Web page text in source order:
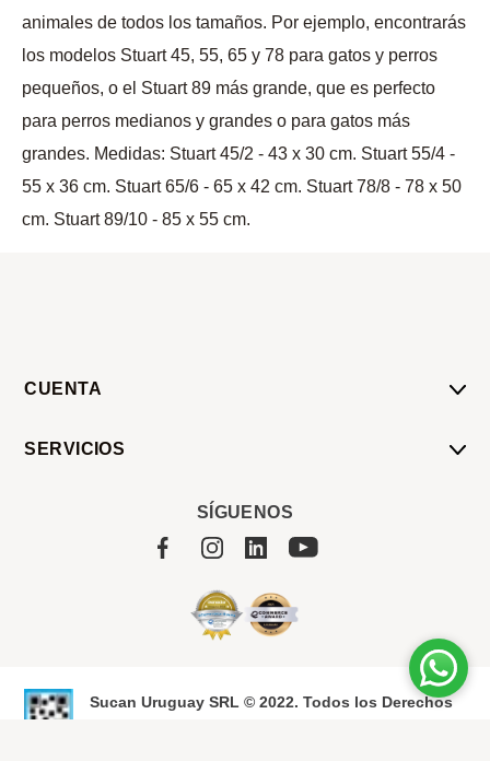
animales de todos los tamaños. Por ejemplo, encontrarás
los modelos Stuart 45, 55, 65 y 78 para gatos y perros
pequeños, o el Stuart 89 más grande, que es perfecto
para perros medianos y grandes o para gatos más
grandes. Medidas: Stuart 45/2 - 43 x 30 cm. Stuart 55/4 -
55 x 36 cm. Stuart 65/6 - 65 x 42 cm. Stuart 78/8 - 78 x 50
cm. Stuart 89/10 - 85 x 55 cm.
CUENTA
SERVICIOS
SÍGUENOS
Sucan Uruguay SRL © 2022. Todos los Derechos